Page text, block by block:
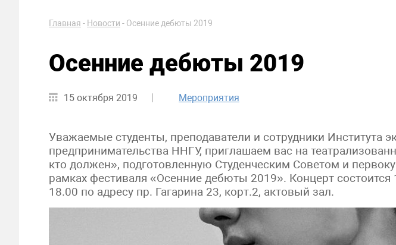
Главная - Новости - Осенние дебюты 2019
Осенние дебюты 2019
15 октября 2019 Мероприятия
Уважаемые студенты, преподаватели и сотрудники Института
предпринимательства ННГУ, приглашаем вас на
кто должен», подготовленную Студенческим Советом и
рамках фестиваля «Осенние дебюты 2019». Концерт состоится
18.00 по адресу пр. Гагарина 23, корт.2, актовый зал.